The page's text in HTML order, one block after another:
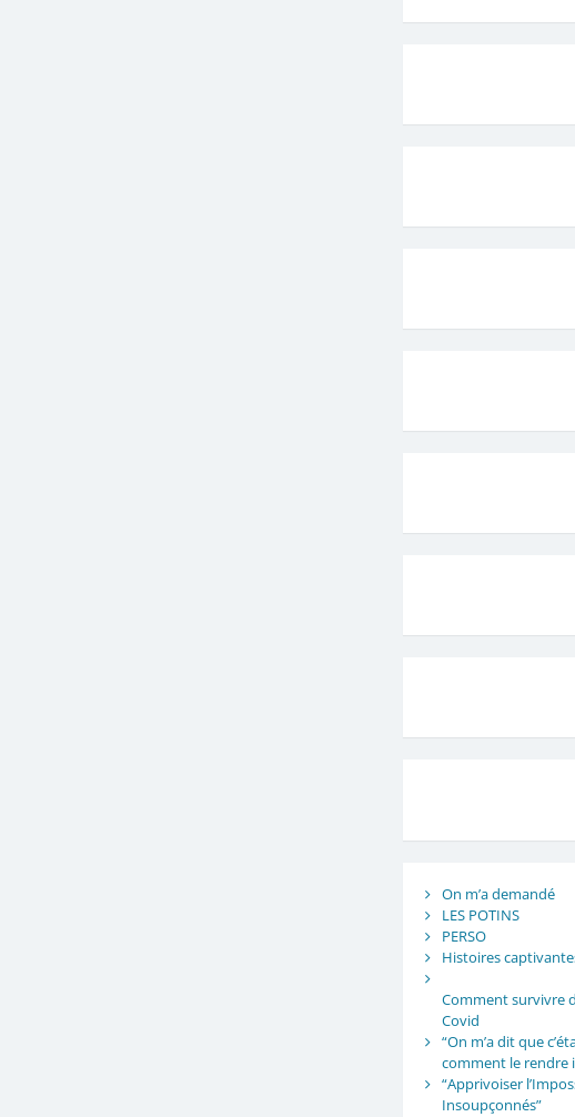
On m’a demandé
LES POTINS
PERSO
Histoires
Comment survivre
Covid
“On m’a dit que
comment le rendre
“Apprivoiser
Insoupçonnés”